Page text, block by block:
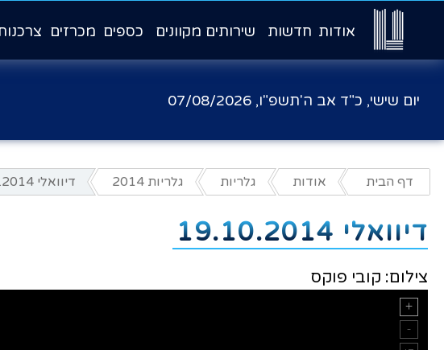
אודות חדשות שירותים מקוונים כספים מכרזים
יום שישי, כ"ד אב ה'תשפ"ו, 07/08/2026
דף הבית אודות גלריות גלריות 2014 דיוואלי 19.10.2014
דיוואלי 19.10.2014
צילום: קובי פוקס